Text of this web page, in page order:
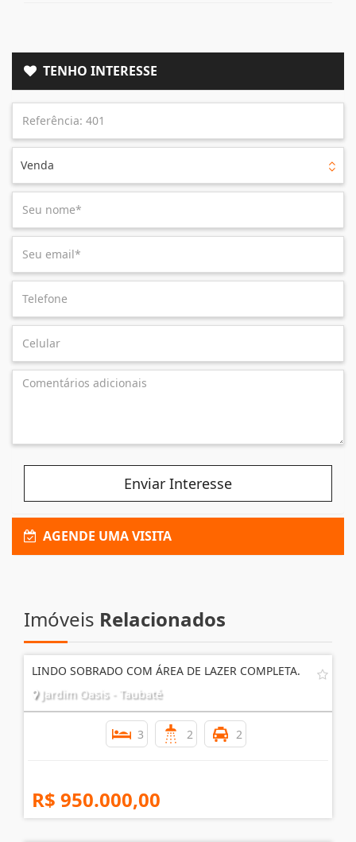
TENHO INTERESSE
Venda
Enviar Interesse
AGENDE UMA VISITA
Imóveis Relacionados
LINDO SOBRADO COM ÁREA DE LAZER COMPLETA.
Jardim Oasis - Taubaté
3 2 2
R$ 950.000,00